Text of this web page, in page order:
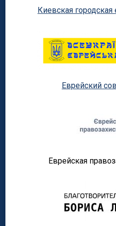
Киевская
Еврейский
Еврейская